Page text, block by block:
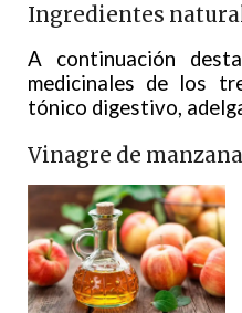
Ingredientes
A continuación
medicinales de los
tónico digestivo,
Vinagre de manzana